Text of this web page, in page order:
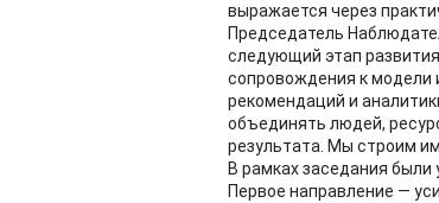
выражается через
Председатель
следующий этап
сопровождения к модели
рекомендаций и
объединять людей,
результата. Мы строим
В рамках заседания были
Первое направление —